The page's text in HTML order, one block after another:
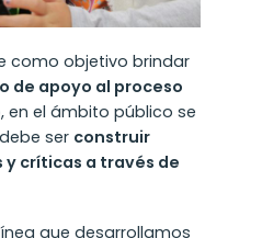
como objetivo brindar
de apoyo al proceso
en el ámbito público se
ser construir
críticas a través de
que desarrollamos